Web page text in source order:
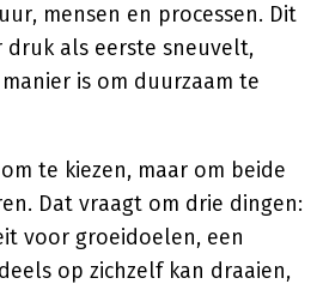
mensen en processen. Dit
druk als eerste sneuvelt,
is om duurzaam te
te kiezen, maar om beide
Dat vraagt om drie dingen:
voor groeidoelen, een
op zichzelf kan draaien,